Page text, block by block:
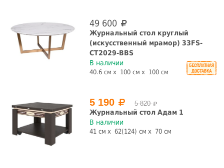
49 600
Журнальный стол круглый
(искусственный мрамор) 33FS-
CT2029-BBS
В наличии
40.6 см 100 см 100 см
5 190 5 820
Журнальный стол Адам 1
В наличии
41 см 62(124) см 70 см